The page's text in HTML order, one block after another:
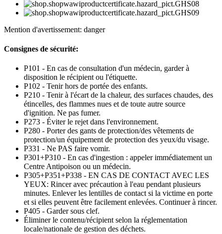
Mention d'avertissement: danger
Consignes de sécurité:
P101 - En cas de consultation d'un médecin, garder à
disposition le récipient ou l'étiquette.
P102 - Tenir hors de portée des enfants.
P210 - Tenir à l'écart de la chaleur, des surfaces chaudes, des
étincelles, des flammes nues et de toute autre source
d'ignition. Ne pas fumer.
P273 - Éviter le rejet dans l'environnement.
P280 - Porter des gants de protection/des vêtements de
protection/un équipement de protection des yeux/du visage.
P331 - Ne PAS faire vomir.
P301+P310 - En cas d'ingestion : appeler immédiatement un
Centre Antipoison ou un médecin.
P305+P351+P338 - EN CAS DE CONTACT AVEC LES
YEUX: Rincer avec précaution à l'eau pendant plusieurs
minutes. Enlever les lentilles de contact si la victime en porte
et si elles peuvent être facilement enlevées. Continuer à rincer.
P405 - Garder sous clef.
Éliminer le contenu/récipient selon la réglementation
locale/nationale de gestion des déchets.